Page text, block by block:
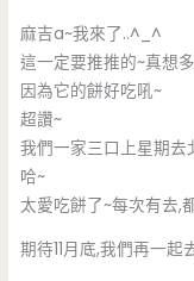
麻吉a~我來了..^_^
這一定要推推的~真想
因為它的餅好吃吼~
超讚~
我們一家三口上星期去
哈~
太愛吃餅了~每次有去,
期待11月底,我們再一起